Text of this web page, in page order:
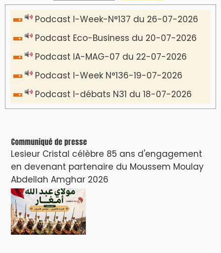
Podcast I-Week-N°137 du 26-07-2026
Podcast Eco-Business du 20-07-2026
Podcast IA-MAG-07 du 22-07-2026
Podcast I-Week N°136-19-07-2026
Podcast I-débats N31 du 18-07-2026
Communiqué de presse
Lesieur Cristal célèbre 85 ans d'engagement
en devenant partenaire du Moussem Moulay
Abdellah Amghar 2026